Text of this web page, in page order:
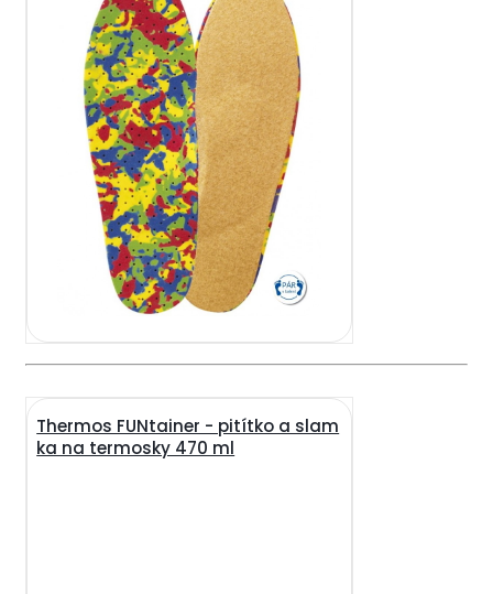
Thermos FUNtainer - pitítko a slam
ka na termosky 470 ml